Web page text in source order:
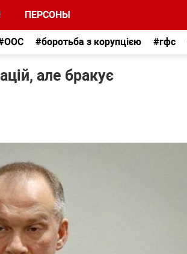
ПЕРСОНЫ
#боротьба з корупцією #гфс
але бракує